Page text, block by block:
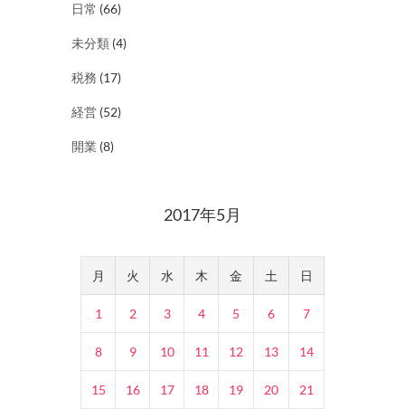
日常 (66)
未分類 (4)
税務 (17)
経営 (52)
開業 (8)
2017年5月
月 火 水 木 金 土 日
1 2 3 4 5 6 7
8 9 10 11 12 13 14
15 16 17 18 19 20 21